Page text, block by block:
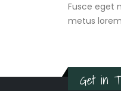
Fusce eget
metus
Get in